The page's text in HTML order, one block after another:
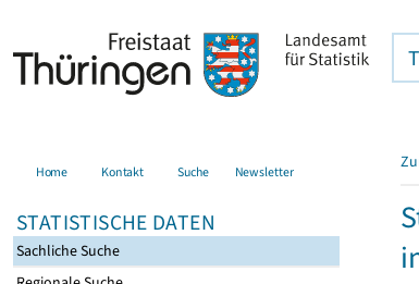
Home Kontakt Suche Newsletter
STATISTISCHE DATEN
Sachliche Suche